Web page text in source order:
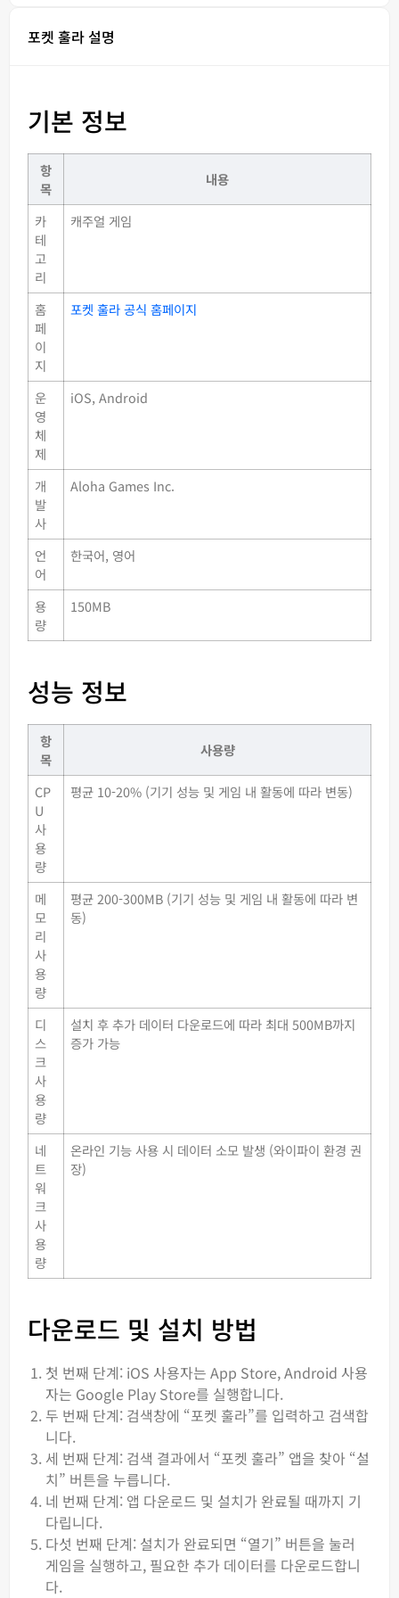
포켓 훌라 설명
기본 정보
항
목
내용
카
테
고
리
캐주얼 게임
홈
페
이
지
포켓 훌라 공식 홈페이지
운
영
체
제
iOS, Android
개
발
사
Aloha Games Inc.
언
어
한국어, 영어
용
량
150MB
성능 정보
항
목
사용량
CP
U
사
용
량
평균 10-20% (기기 성능 및 게임 내 활동에 따라 변동)
메
모
리
사
용
량
평균 200-300MB (기기 성능 및 게임 내 활동에 따라 변
동)
디
스
크
사
용
량
설치 후 추가 데이터 다운로드에 따라 최대 500MB까지
증가 가능
네
트
워
크
사
용
량
온라인 기능 사용 시 데이터 소모 발생 (와이파이 환경 권
장)
다운로드 및 설치 방법
첫 번째 단계: iOS 사용자는 App Store, Android 사용
자는 Google Play Store를 실행합니다.
두 번째 단계: 검색창에 “포켓 훌라”를 입력하고 검색합
니다.
세 번째 단계: 검색 결과에서 “포켓 훌라” 앱을 찾아 “설
치” 버튼을 누릅니다.
네 번째 단계: 앱 다운로드 및 설치가 완료될 때까지 기
다립니다.
다섯 번째 단계: 설치가 완료되면 “열기” 버튼을 눌러
게임을 실행하고, 필요한 추가 데이터를 다운로드합니
다.